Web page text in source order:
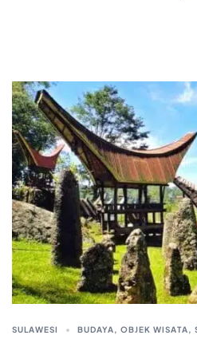
SULAWESI BUDAYA, OBJEK WISATA,